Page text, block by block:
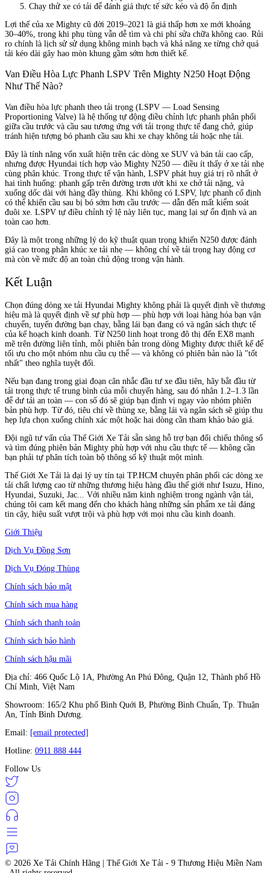
Chạy thử xe có tải để đánh giá thực tế sức kéo và độ ổn định
Lợi thế của xe Mighty cũ đời 2019–2021 là giá thấp hơn xe mới khoảng
30–40%, trong khi phụ tùng vẫn dễ tìm và chi phí sửa chữa không cao. Rủi
ro chính là lịch sử sử dụng không minh bạch và khả năng xe từng chở quá
tải kéo dài gây hao mòn khung gầm sớm hơn thiết kế.
Van Điều Hòa Lực Phanh LSPV Trên Mighty N250 Hoạt Động
Như Thế Nào?
Van điều hòa lực phanh theo tải trọng (LSPV — Load Sensing
Proportioning Valve) là hệ thống tự động điều chỉnh lực phanh phân phối
giữa cầu trước và cầu sau tương ứng với tải trọng thực tế đang chở, giúp
tránh hiện tượng bó phanh cầu sau khi xe chạy không tải hoặc nhẹ tải.
Đây là tính năng vốn xuất hiện trên các dòng xe SUV và bán tải cao cấp,
nhưng được Hyundai tích hợp vào Mighty N250 — điều ít thấy ở xe tải nhẹ
cùng phân khúc. Trong thực tế vận hành, LSPV phát huy giá trị rõ nhất ở
hai tình huống: phanh gấp trên đường trơn ướt khi xe chở tải nặng, và
xuống dốc dài với hàng đầy thùng. Khi không có LSPV, lực phanh cố định
có thể khiến cầu sau bị bó sớm hơn cầu trước — dẫn đến mất kiểm soát
đuôi xe. LSPV tự điều chỉnh tỷ lệ này liên tục, mang lại sự ổn định và an
toàn cao hơn.
Đây là một trong những lý do kỹ thuật quan trọng khiến N250 được đánh
giá cao trong phân khúc xe tải nhẹ — không chỉ về tải trọng hay động cơ
mà còn về mức độ an toàn chủ động trong vận hành.
Kết Luận
Chọn đúng dòng xe tải Hyundai Mighty không phải là quyết định về thương
hiệu mà là quyết định về sự phù hợp — phù hợp với loại hàng hóa bạn vận
chuyển, tuyến đường bạn chạy, bằng lái bạn đang có và ngân sách thực tế
của kế hoạch kinh doanh. Từ N250 linh hoạt trong đô thị đến EX8 mạnh
mẽ trên đường liên tỉnh, mỗi phiên bản trong dòng Mighty được thiết kế để
tối ưu cho một nhóm nhu cầu cụ thể — và không có phiên bản nào là "tốt
nhất" theo nghĩa tuyệt đối.
Nếu bạn đang trong giai đoạn cân nhắc đầu tư xe đầu tiên, hãy bắt đầu từ
tải trọng thực tế trung bình của mỗi chuyến hàng, sau đó nhân 1.2–1.3 lần
để dư tải an toàn — con số đó sẽ giúp bạn định vị ngay vào nhóm phiên
bản phù hợp. Từ đó, tiêu chí về thùng xe, bằng lái và ngân sách sẽ giúp thu
hẹp lựa chọn xuống chính xác một hoặc hai dòng cần tham khảo báo giá.
Đội ngũ tư vấn của Thế Giới Xe Tải sẵn sàng hỗ trợ bạn đối chiếu thông số
và tìm đúng phiên bản Mighty phù hợp với nhu cầu thực tế — không cần
bạn phải tự phân tích toàn bộ thông số kỹ thuật một mình.
Thế Giới Xe Tải là đại lý uy tín tại TP.HCM chuyên phân phối các dòng xe
tải chất lượng cao từ những thương hiệu hàng đầu thế giới như Isuzu, Hino,
Hyundai, Suzuki, Jac... Với nhiều năm kinh nghiệm trong ngành vận tải,
chúng tôi cam kết mang đến cho khách hàng những sản phẩm xe tải đáng
tin cậy, hiệu suất vượt trội và phù hợp với mọi nhu cầu kinh doanh.
Giới Thiệu
Dịch Vụ Đồng Sơn
Dịch Vụ Đóng Thùng
Chính sách bảo mật
Chính sách mua hàng
Chính sách thanh toán
Chính sách bảo hành
Chính sách hậu mãi
Địa chỉ: 466 Quốc Lộ 1A, Phường An Phú Đông, Quận 12, Thành phố Hồ
Chí Minh, Việt Nam
Showroom: 165/2 Khu phố Bình Quới B, Phường Bình Chuẩn, Tp. Thuận
An, Tỉnh Bình Dương.
Email: [email protected]
Hotline: 0911 888 444
Follow Us
© 2026 Xe Tải Chính Hãng | Thế Giới Xe Tải - 9 Thương Hiệu Miền Nam